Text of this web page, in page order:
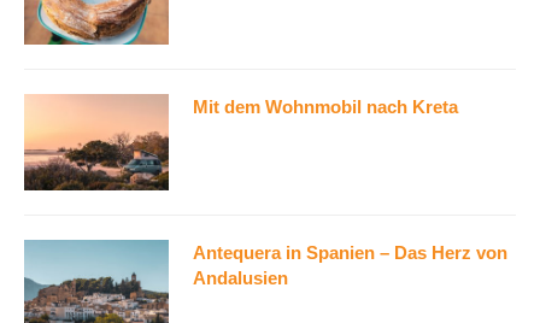
Mit dem Wohnmobil nach Kreta
Antequera in Spanien – Das Herz von
Andalusien